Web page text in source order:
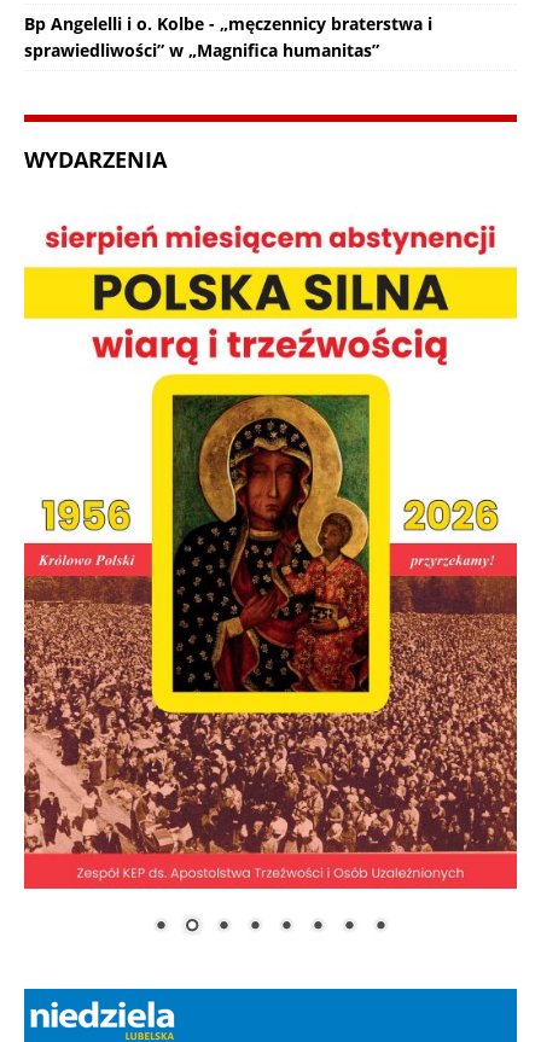
Bp Angelelli i o. Kolbe - „męczennicy braterstwa i
sprawiedliwości” w „Magnifica humanitas”
WYDARZENIA